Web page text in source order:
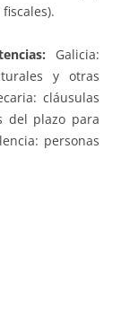
Galicia:
y otras
cláusulas
del plazo para
personas